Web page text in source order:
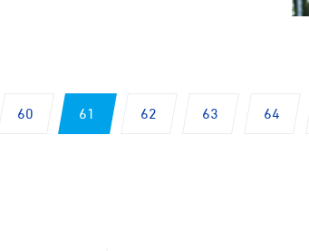
60 61 62 63 64